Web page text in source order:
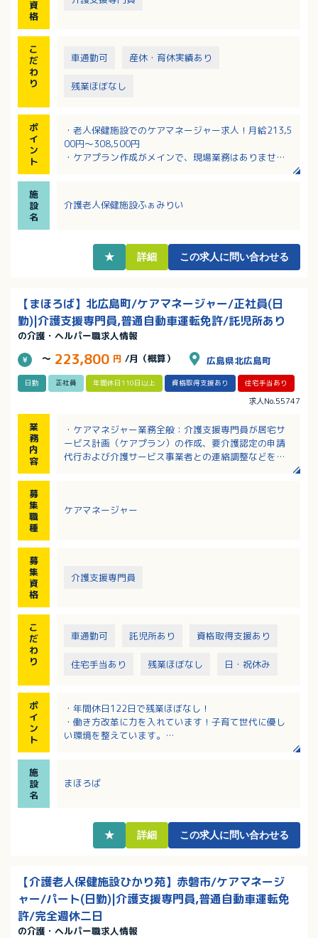
資
格
こ
だ
わ
り
車通勤可 産休・育休実績あり
残業ほぼなし
ポ
イ
ン
ト
・老人保健施設でのケアマネージャー求人！月給213,5
00円～308,500円
・ケアプラン作成がメインで、現場業務はありませ
フォロー体制があり安心です！
・定年が65歳なので長くお勤め頂ける環境です！
施
設
名
介護老人保健施設ふぁみりい
★ 詳細 この求人に問い合わせる
【まほろば】北広島町/ケアマネージャー/正社員(日
勤)|介護支援専門員,普通自動車運転免許/託児所あり
の介護・ヘルパー職求人情報
～ 223,800 円 /月（概算） 広島県北広島町
日勤 正社員 年間休日110日以上 資格取得支援あり 住宅手当あり
求人No.55747
業
務
内
容
・ケアマネジャー業務全般：介護支援専門員が居宅サ
ービス計画（ケアプラン）の作成、要介護認定の申請
代行および介護サービス事業者との連絡調整などを行
す）
募
集
職
種
ケアマネージャー
募
集
資
格
介護支援専門員
こ
だ
わ
り
車通勤可 託児所あり 資格取得支援あり
住宅手当あり 残業ほぼなし 日・祝休み
ポ
イ
ン
ト
・年間休日122日で残業ほぼなし！
・働き方改革に力を入れています！子育て世代に優し
い環境を整えています。
・働き方改革関連認定企業
施
設
名
まほろば
★ 詳細 この求人に問い合わせる
【介護老人保健施設ひかり苑】赤磐市/ケアマネージ
ャー/パート(日勤)|介護支援専門員,普通自動車運転免
許/完全週休二日
の介護・ヘルパー職求人情報